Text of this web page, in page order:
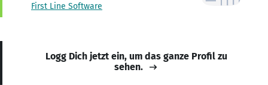
First Line Software
Logg Dich jetzt ein, um das ganze Profil zu
sehen.